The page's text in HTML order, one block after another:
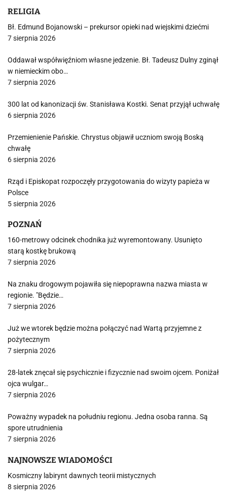
RELIGIA
Bł. Edmund Bojanowski – prekursor opieki nad wiejskimi dziećmi
7 sierpnia 2026
Oddawał współwięźniom własne jedzenie. Bł. Tadeusz Dulny zginął
w niemieckim obo…
7 sierpnia 2026
300 lat od kanonizacji św. Stanisława Kostki. Senat przyjął uchwałę
6 sierpnia 2026
Przemienienie Pańskie. Chrystus objawił uczniom swoją Boską
chwałę
6 sierpnia 2026
Rząd i Episkopat rozpoczęły przygotowania do wizyty papieża w
Polsce
5 sierpnia 2026
POZNAŃ
160-metrowy odcinek chodnika już wyremontowany. Usunięto
starą kostkę brukową
7 sierpnia 2026
Na znaku drogowym pojawiła się niepoprawna nazwa miasta w
regionie. "Będzie…
7 sierpnia 2026
Już we wtorek będzie można połączyć nad Wartą przyjemne z
pożytecznym
7 sierpnia 2026
28-latek znęcał się psychicznie i fizycznie nad swoim ojcem. Poniżał
ojca wulgar…
7 sierpnia 2026
Poważny wypadek na południu regionu. Jedna osoba ranna. Są
spore utrudnienia
7 sierpnia 2026
NAJNOWSZE WIADOMOŚCI
Kosmiczny labirynt dawnych teorii mistycznych
8 sierpnia 2026